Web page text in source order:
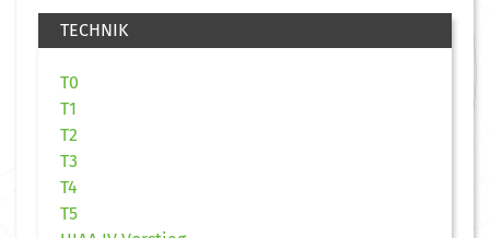
TECHNIK
T0
T1
T2
T3
T4
T5